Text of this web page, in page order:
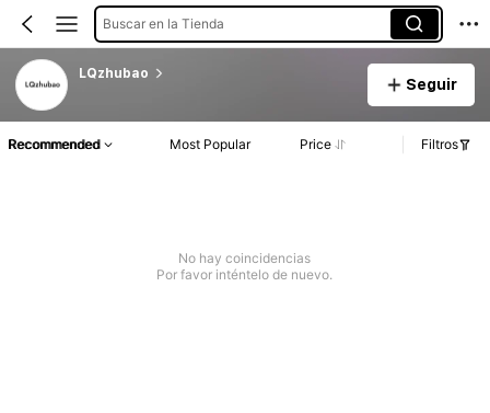
Buscar en la Tienda
LQzhubao
Seguir
Recommended Most Popular Price Filtros
No hay coincidencias
Por favor inténtelo de nuevo.